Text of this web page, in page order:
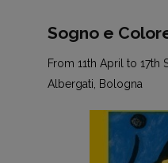
Sogno e
From 11th April to 17th
Albergati, Bologna